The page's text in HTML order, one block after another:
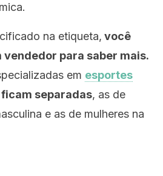
na etiqueta, você
vendedor para saber mais.
em esportes
separadas, as de
e as de mulheres na